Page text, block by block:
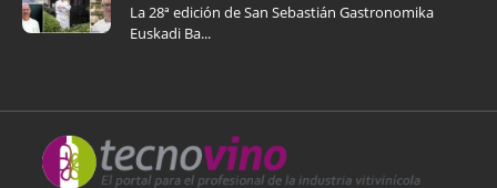
La 28ª edición de San Sebastián Gastronomika
Euskadi Ba...